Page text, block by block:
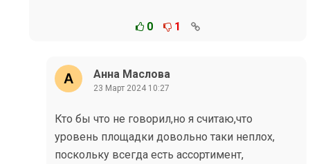
0 1
Анна Маслова
23 Март 2024 10:27
Кто бы что не говорил,но я считаю,что
уровень площадки довольно таки неплох,
поскольку всегда есть ассортимент,